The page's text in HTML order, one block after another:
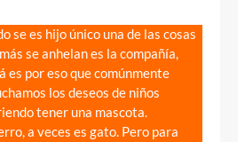
se es hijo único una de las cosas
se anhelan es la compañía,
es por eso que comúnmente
los deseos de niños
tener una mascota.
a veces es gato. Pero para